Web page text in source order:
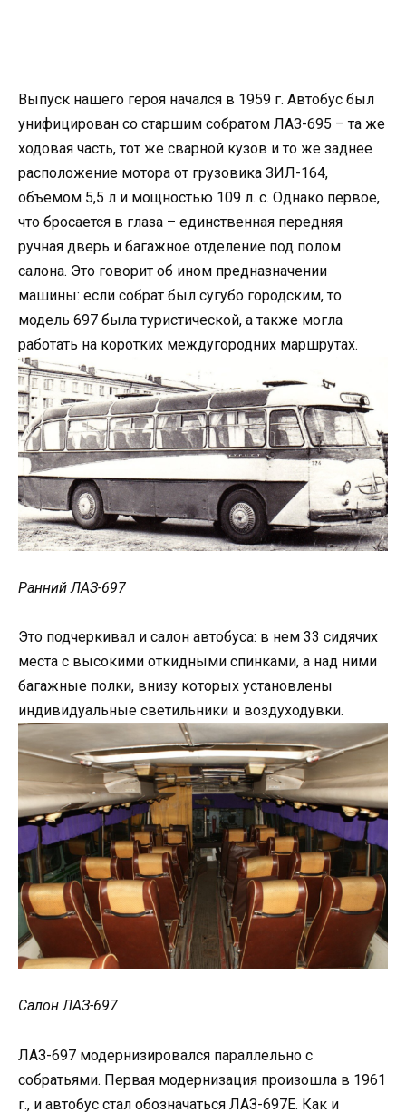
Выпуск нашего героя начался в 1959 г. Автобус был
унифицирован со старшим собратом ЛАЗ-695 – та же
ходовая часть, тот же сварной кузов и то же заднее
расположение мотора от грузовика ЗИЛ-164,
объемом 5,5 л и мощностью 109 л. с. Однако первое,
что бросается в глаза – единственная передняя
ручная дверь и багажное отделение под полом
салона. Это говорит об ином предназначении
машины: если собрат был сугубо городским, то
модель 697 была туристической, а также могла
работать на коротких междугородних маршрутах.
Ранний ЛАЗ-697
Это подчеркивал и салон автобуса: в нем 33 сидячих
места с высокими откидными спинками, а над ними
багажные полки, внизу которых установлены
индивидуальные светильники и воздуходувки.
Салон ЛАЗ-697
ЛАЗ-697 модернизировался параллельно с
собратьями. Первая модернизация произошла в 1961
г., и автобус стал обозначаться ЛАЗ-697Е. Как и